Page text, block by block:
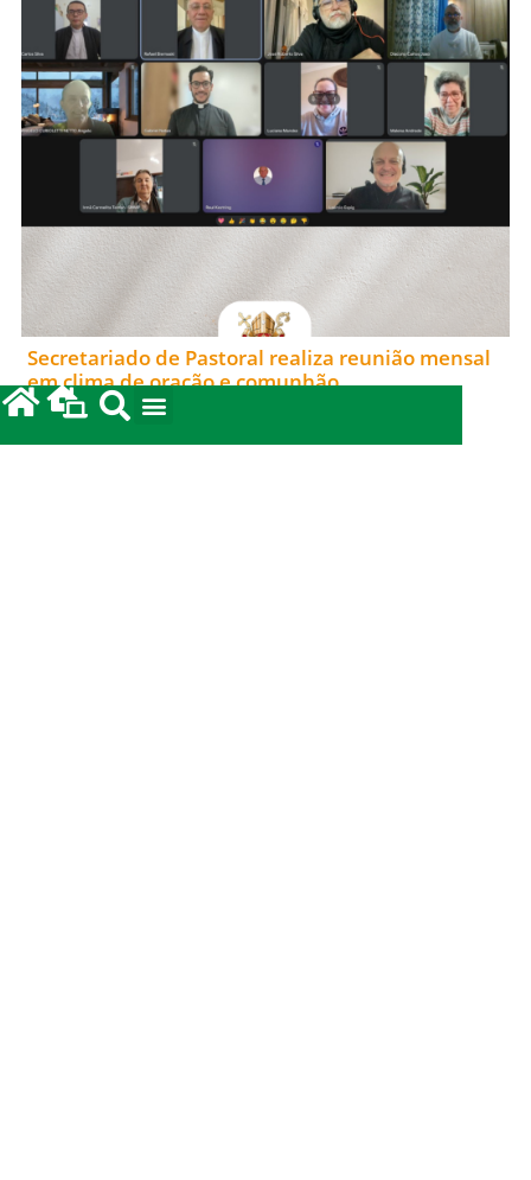
Secretariado de Pastoral realiza reunião mensal
em clima de oração e comunhão
15/06/2026